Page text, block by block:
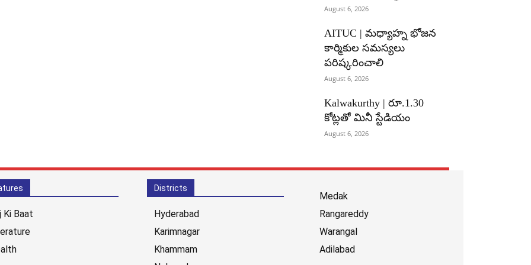
August 6, 2026
AITUC | మధ్యాహ్న భోజన
కార్మికుల సమస్యలు
పరిష్కరించాలి
August 6, 2026
Kalwakurthy | రూ.1.30
కోట్లతో మినీ స్టేడియం
August 6, 2026
Ki Baat
Districts
Hyderabad
Karimnagar
Khammam
Medak
Rangareddy
Warangal
Adilabad